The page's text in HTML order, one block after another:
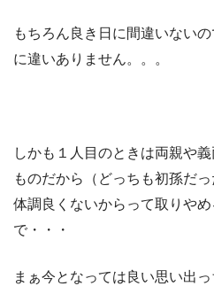
もちろん良き日に間違いない
に違いありません。。。
しかも１人目のときは両親や
ものだから（どっちも初孫だっ
体調良くないからって取りや
で・・・
まぁ今となっては良い思い出